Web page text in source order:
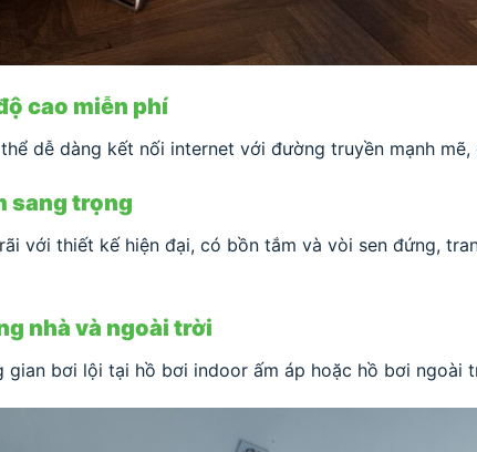
cao miễn phí
dễ dàng kết nối internet với đường truyền mạnh
sang trọng
với thiết kế hiện đại, có bồn tắm và vòi sen đứng,
nhà và ngoài trời
gian bơi lội tại hồ bơi indoor ấm áp hoặc hồ bơi ngoài